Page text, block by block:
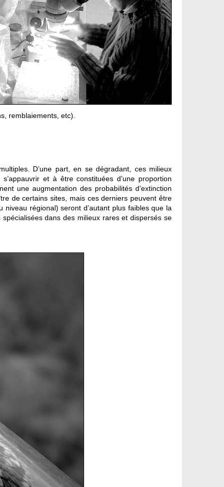
remblaiements, etc).
D’une part, en se dégradant, ces milieux
et à être constituées d’une proportion
une augmentation des probabilités d’extinction
de certains sites, mais ces derniers peuvent être
régional) seront d’autant plus faibles que la
dans des milieux rares et dispersés se